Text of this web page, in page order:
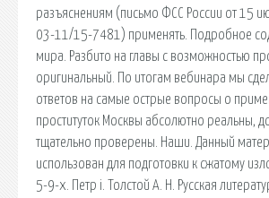
разъяснениям (письмо ФСС России от 15
03-11/15-7481) применять. Подробное
мира. Разбито на главы с возможностью
оригинальный. По итогам вебинара мы
ответов на самые острые вопросы о
проституток Москвы абсолютно реальны,
тщательно проверены. Наши. Данный
использован для подготовки к сжатому
5-9-х. Петр i. Толстой А. Н. Русская